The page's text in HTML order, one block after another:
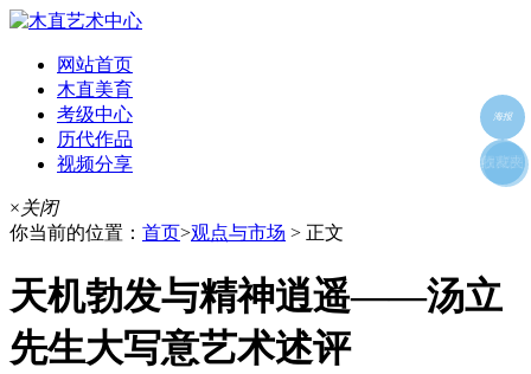
网站首页
木直美育
考级中心
历代作品
视频分享
×关闭
你当前的位置： 首页>观点与市场 > 正文
天机勃发与精神逍遥——汤立
先生大写意艺术述评
海报
好友
朋友圈
收藏夹